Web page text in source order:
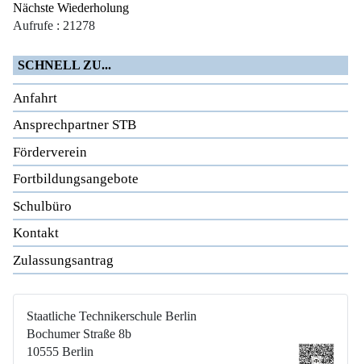
Nächste Wiederholung
Aufrufe : 21278
SCHNELL ZU...
Anfahrt
Ansprechpartner STB
Förderverein
Fortbildungsangebote
Schulbüro
Kontakt
Zulassungsantrag
Staatliche Technikerschule Berlin
Bochumer Straße 8b
10555 Berlin